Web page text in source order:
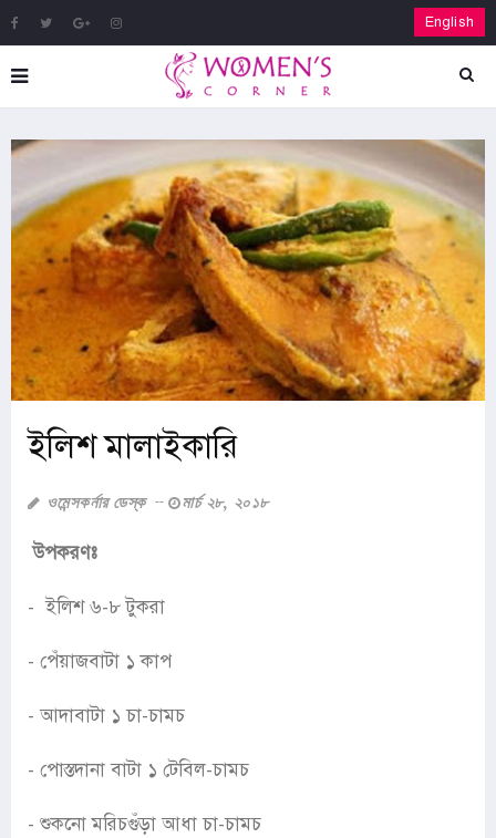
English
ইলিশ মালাইকারি
ওমেন্সকর্নার ডেস্ক মার্চ ২৮, ২০১৮
উপকরণঃ
- ইলিশ ৬-৮ টুকরা
- পেঁয়াজবাটা ১ কাপ
- আদাবাটা ১ চা-চামচ
- পোস্তদানা বাটা ১ টেবিল-চামচ
- শুকনো মরিচগুঁড়া আধা চা-চামচ